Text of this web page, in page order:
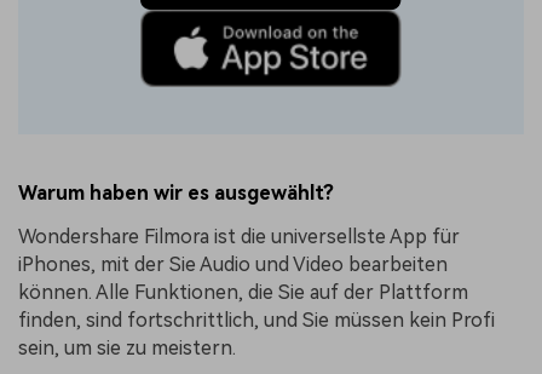
Warum haben wir es ausgewählt?
Wondershare Filmora ist die universellste App für
iPhones, mit der Sie Audio und Video bearbeiten
können. Alle Funktionen, die Sie auf der Plattform
finden, sind fortschrittlich, und Sie müssen kein Profi
sein, um sie zu meistern.